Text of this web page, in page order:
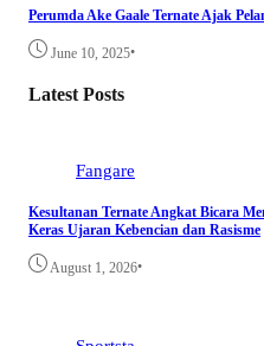
Perumda Ake Gaale Ternate Ajak
June 10, 2025•
Latest Posts
Fangare
Kesultanan Ternate Angkat Bicara
Keras Ujaran Kebencian dan Rasisme
August 1, 2026•